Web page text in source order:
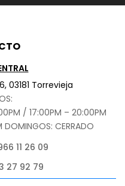
03181 Torrevieja
/ 17:00PM – 20:00PM
CERRADO
11 26 09
27 92 79